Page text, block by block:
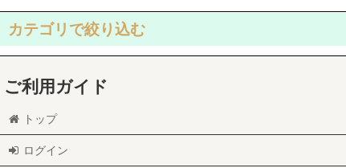
カテゴリで絞り込む
ご利用ガイド
トップ
ログイン